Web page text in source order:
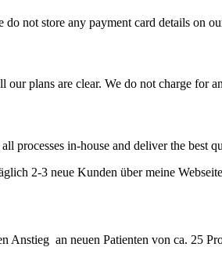
not store any payment card details on
plans are clear. We do not charge for
processes in-house and deliver the best
2-3 neue Kunden über meine
Anstieg an neuen Patienten von ca. 25